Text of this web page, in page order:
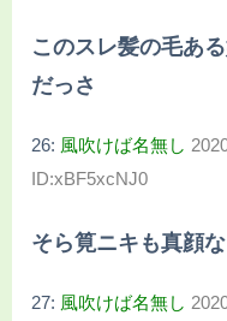
このスレ髪の毛あ
だっさ
26: 風吹けば名無し
ID:xBF5xcNJ0
そら筧ニキも真顔
27: 風吹けば名無し